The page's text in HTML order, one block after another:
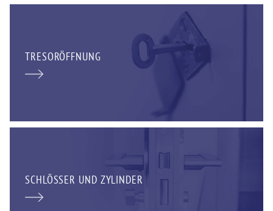
TRESORÖFFNUNG
SCHLÖSSER UND ZYLINDER